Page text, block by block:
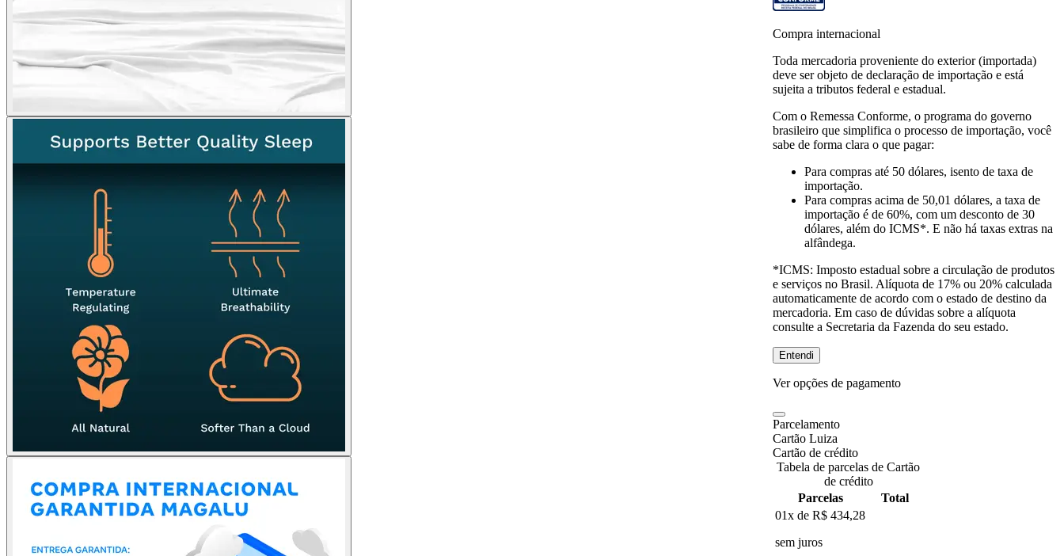
Compra internacional
Toda mercadoria proveniente do exterior (importada)
deve ser objeto de declaração de importação e está
sujeita a tributos federal e estadual.
Com o Remessa Conforme, o programa do governo
brasileiro que simplifica o processo de importação, você
sabe de forma clara o que pagar:
Para compras até 50 dólares, isento de taxa de
importação.
Para compras acima de 50,01 dólares, a taxa de
importação é de 60%, com um desconto de 30
dólares, além do ICMS*. E não há taxas extras na
alfândega.
*ICMS: Imposto estadual sobre a circulação de produtos
e serviços no Brasil. Alíquota de 17% ou 20% calculada
automaticamente de acordo com o estado de destino da
mercadoria. Em caso de dúvidas sobre a alíquota
consulte a Secretaria da Fazenda do seu estado.
Entendi
Ver opções de pagamento
Parcelamento
Cartão Luiza
Cartão de crédito
Tabela de parcelas de Cartão
de crédito
Parcelas
Total
01x de R$ 434,28
sem juros